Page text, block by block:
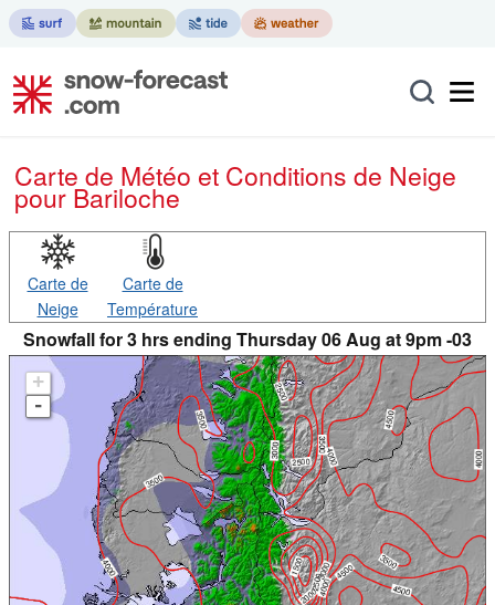
Carte de Météo et Conditions de Neige
pour Bariloche
Carte de
Neige
Carte de
Température
Snowfall for 3 hrs ending Thursday 06 Aug at 9pm -03
+
-